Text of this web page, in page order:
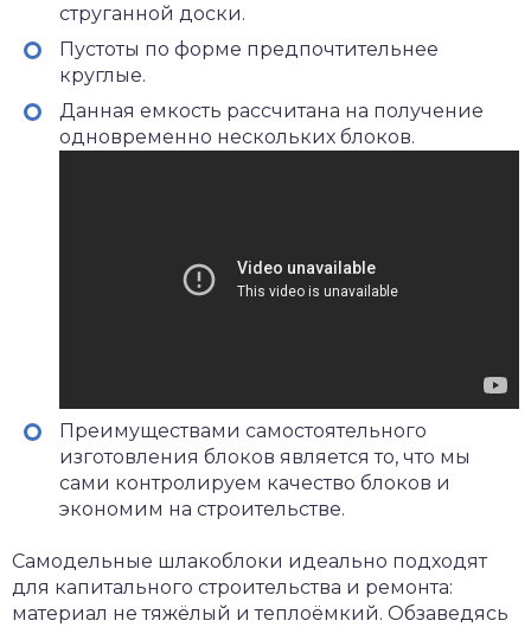
струганной доски.
Пустоты по форме предпочтительнее
круглые.
Данная емкость рассчитана на получение
одновременно нескольких блоков.
Преимуществами самостоятельного
изготовления блоков является то, что мы
сами контролируем качество блоков и
экономим на строительстве.
Самодельные шлакоблоки идеально подходят
для капитального строительства и ремонта:
материал не тяжёлый и теплоёмкий. Обзаведясь